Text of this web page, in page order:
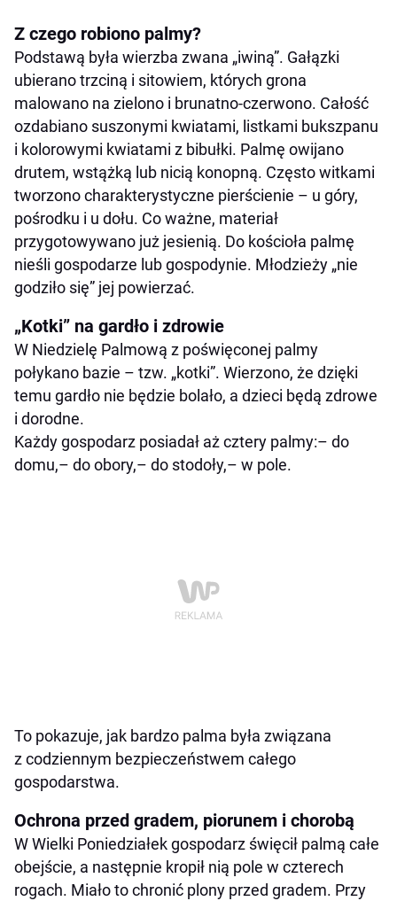
Z czego robiono palmy?
Podstawą była wierzba zwana „iwiną”. Gałązki
ubierano trzciną i sitowiem, których grona
malowano na zielono i brunatno-czerwono. Całość
ozdabiano suszonymi kwiatami, listkami bukszpanu
i kolorowymi kwiatami z bibułki. Palmę owijano
drutem, wstążką lub nicią konopną. Często witkami
tworzono charakterystyczne pierścienie – u góry,
pośrodku i u dołu. Co ważne, materiał
przygotowywano już jesienią. Do kościoła palmę
nieśli gospodarze lub gospodynie. Młodzieży „nie
godziło się” jej powierzać.
„Kotki” na gardło i zdrowie
W Niedzielę Palmową z poświęconej palmy
połykano bazie – tzw. „kotki”. Wierzono, że dzięki
temu gardło nie będzie bolało, a dzieci będą zdrowe
i dorodne.
Każdy gospodarz posiadał aż cztery palmy:– do
domu,– do obory,– do stodoły,– w pole.
To pokazuje, jak bardzo palma była związana
z codziennym bezpieczeństwem całego
gospodarstwa.
Ochrona przed gradem, piorunem i chorobą
W Wielki Poniedziałek gospodarz święcił palmą całe
obejście, a następnie kropił nią pole w czterech
rogach. Miało to chronić plony przed gradem. Przy